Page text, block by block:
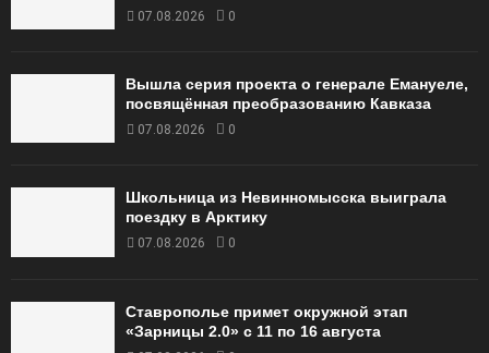
07.08.2026 0
Вышла серия проекта о генерале Емануеле,
посвящённая преобразованию Кавказа
07.08.2026 0
Школьница из Невинномысска выиграла
поездку в Арктику
07.08.2026 0
Ставрополье примет окружной этап
«Зарницы 2.0» с 11 по 16 августа